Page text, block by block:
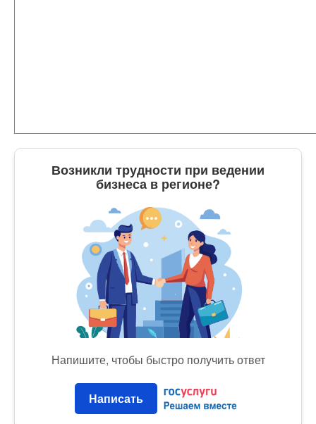
Возникли трудности при ведении
бизнеса в регионе?
Напишите, чтобы быстро получить ответ
Написать